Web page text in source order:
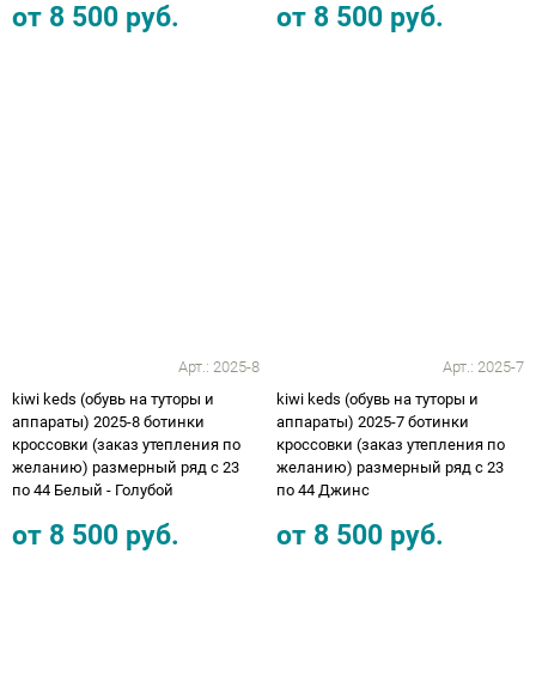
от 8 500 руб. от 8 500 руб.
Арт.: 2025-8
kiwi keds (обувь на туторы и
аппараты) 2025-8 ботинки
кроссовки (заказ утепления по
желанию) размерный ряд с 23
по 44 Белый - Голубой
от 8 500 руб.
Арт.: 2025-7
kiwi keds (обувь на туторы и
аппараты) 2025-7 ботинки
кроссовки (заказ утепления по
желанию) размерный ряд с 23
по 44 Джинс
от 8 500 руб.